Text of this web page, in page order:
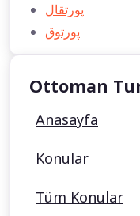
پورتقال
پورتوق
Ottoman
Anasayfa
Konular
Tüm Konular